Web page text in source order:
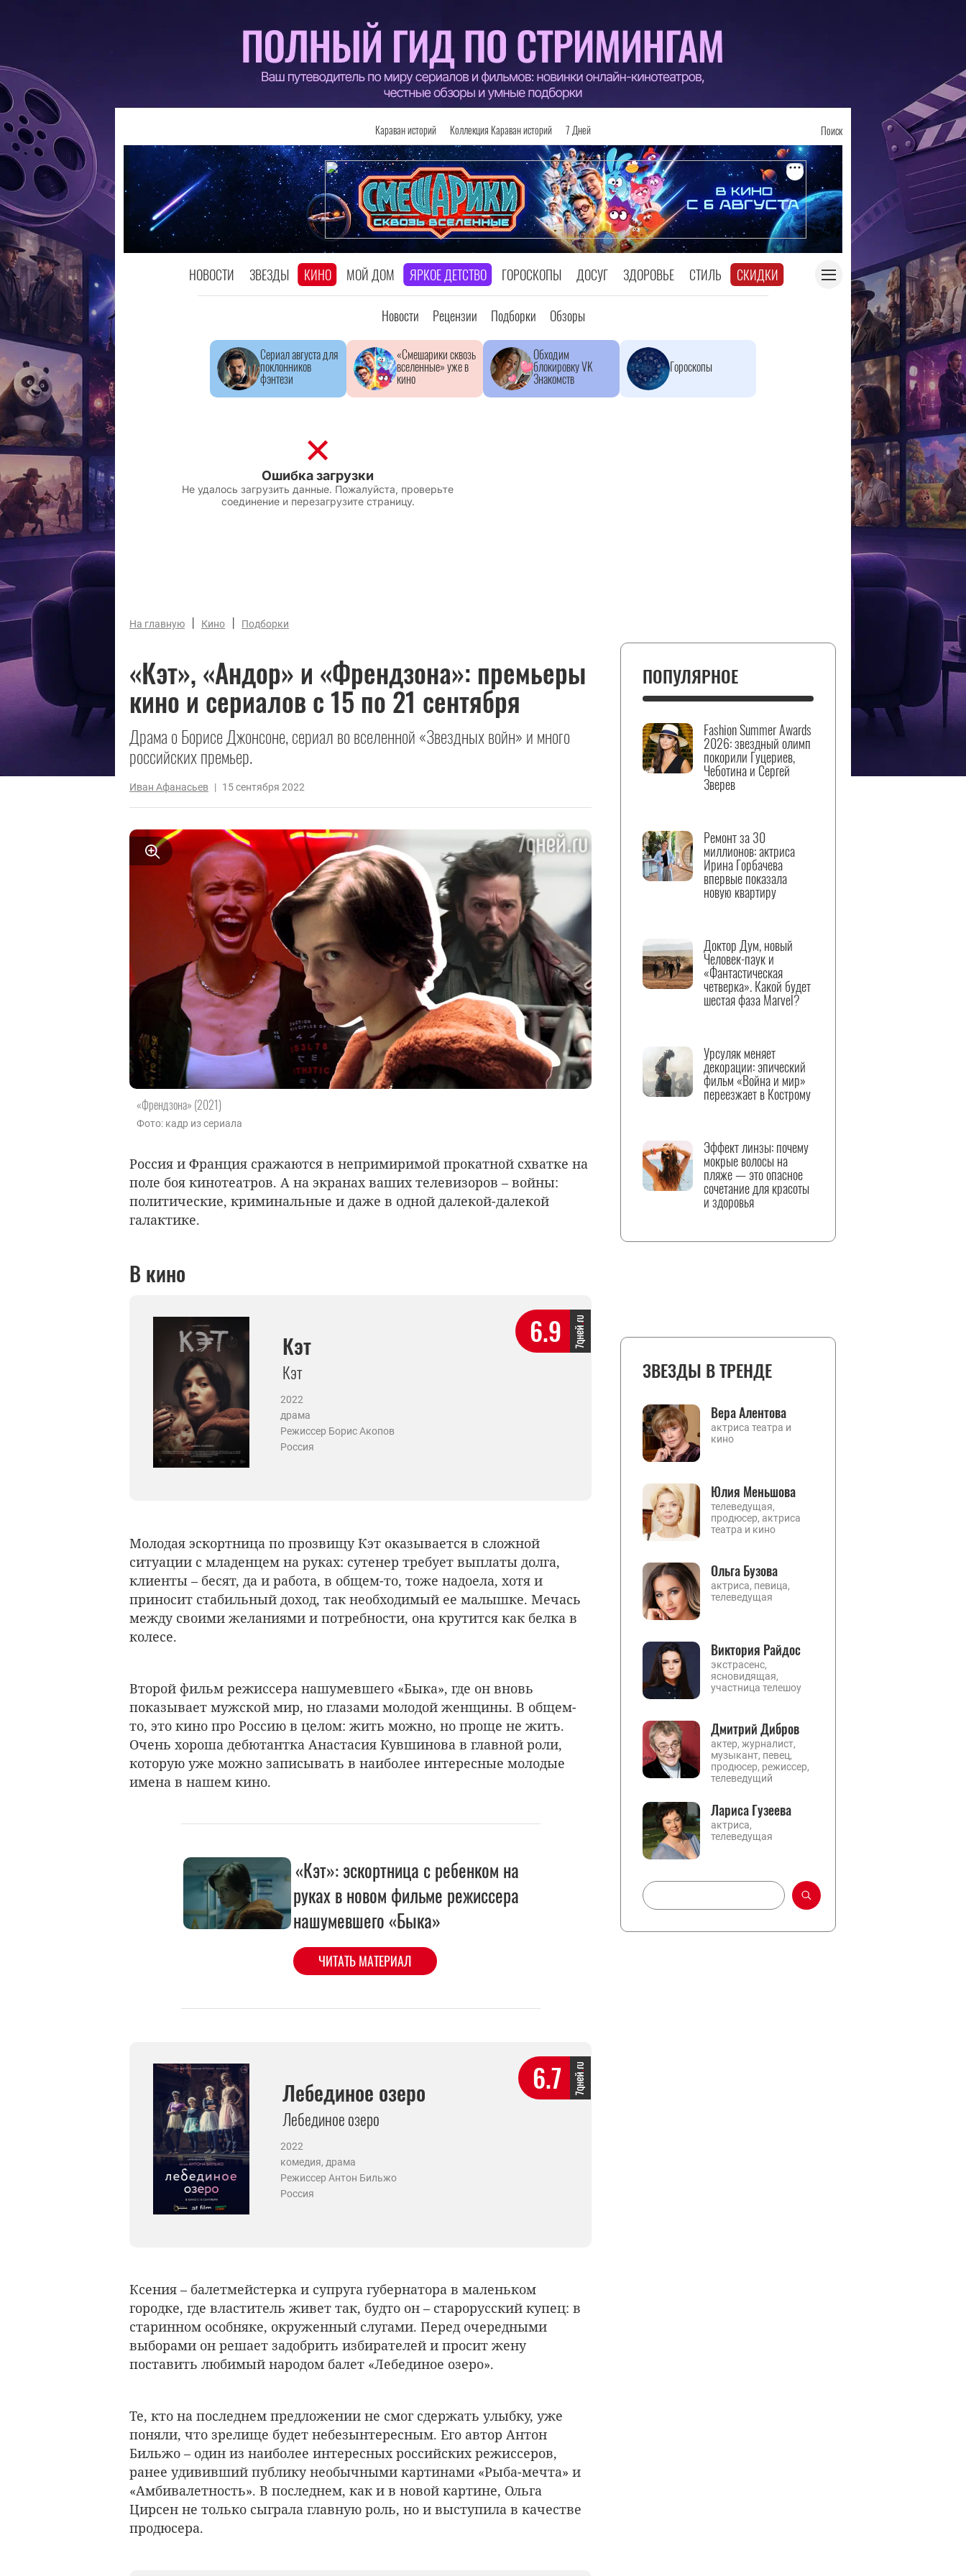
Караван историй Коллекция Караван историй 7 Дней Поиск
НОВОСТИ ЗВЕЗДЫ КИНО МОЙ ДОМ ЯРКОЕ ДЕТСТВО ГОРОСКОПЫ ДОСУГ ЗДОРОВЬЕ СТИЛЬ СКИДКИ
Новости Рецензии Подборки Обзоры
Сериал августа для
поклонников
фэнтези
«Смешарики сквозь
вселенные» уже в
кино
Обходим
блокировку VK
Знакомств
Гороскопы
На главную | Кино | Подборки
«Кэт», «Андор» и «Френдзона»: премьеры
кино и сериалов с 15 по 21 сентября
Драма о Борисе Джонсоне, сериал во вселенной «Звездных войн» и много
российских премьер.
Иван Афанасьев | 15 сентября 2022
«Френдзона» (2021)
Фото: кадр из сериала
Россия и Франция сражаются в непримиримой прокатной схватке на
поле боя кинотеатров. А на экранах ваших телевизоров – войны:
политические, криминальные и даже в одной далекой-далекой
галактике.
В кино
Кэт
Кэт
2022
драма
Режиссер Борис Акопов
Россия
6.9
Молодая эскортница по прозвищу Кэт оказывается в сложной
ситуации с младенцем на руках: сутенер требует выплаты долга,
клиенты – бесят, да и работа, в общем-то, тоже надоела, хотя и
приносит стабильный доход, так необходимый ее малышке. Мечась
между своими желаниями и потребности, она крутится как белка в
колесе.
Второй фильм режиссера нашумевшего «Быка», где он вновь
показывает мужской мир, но глазами молодой женщины. В общем-
то, это кино про Россию в целом: жить можно, но проще не жить.
Очень хороша дебютантка Анастасия Кувшинова в главной роли,
которую уже можно записывать в наиболее интересные молодые
имена в нашем кино.
«Кэт»: эскортница с ребенком на
руках в новом фильме режиссера
нашумевшего «Быка»
ЧИТАТЬ МАТЕРИАЛ
Лебединое озеро
Лебединое озеро
2022
комедия, драма
Режиссер Антон Бильжо
Россия
6.7
Ксения – балетмейстерка и супруга губернатора в маленьком
городке, где властитель живет так, будто он – старорусский купец: в
старинном особняке, окруженный слугами. Перед очередными
выборами он решает задобрить избирателей и просит жену
поставить любимый народом балет «Лебединое озеро».
Те, кто на последнем предложении не смог сдержать улыбку, уже
поняли, что зрелище будет небезынтересным. Его автор Антон
Бильжо – один из наиболее интересных российских режиссеров,
ранее удививший публику необычными картинами «Рыба-мечта» и
«Амбивалетность». В последнем, как и в новой картине, Ольга
Цирсен не только сыграла главную роль, но и выступила в качестве
продюсера.
ПОПУЛЯРНОЕ
Fashion Summer Awards
2026: звездный олимп
покорили Гуцериев,
Чеботина и Сергей
Зверев
Ремонт за 30
миллионов: актриса
Ирина Горбачева
впервые показала
новую квартиру
Доктор Дум, новый
Человек-паук и
«Фантастическая
четверка». Какой будет
шестая фаза Marvel?
Урсуляк меняет
декорации: эпический
фильм «Война и мир»
переезжает в Кострому
Эффект линзы: почему
мокрые волосы на
пляже — это опасное
сочетание для красоты
и здоровья
ЗВЕЗДЫ В ТРЕНДЕ
Вера Алентова
актриса театра и
кино
Юлия Меньшова
телеведущая,
продюсер, актриса
театра и кино
Ольга Бузова
актриса, певица,
телеведущая
Виктория Райдос
экстрасенс,
ясновидящая,
участница телешоу
Дмитрий Дибров
актер, журналист,
музыкант, певец,
продюсер, режиссер,
телеведущий
Лариса Гузеева
актриса,
телеведущая